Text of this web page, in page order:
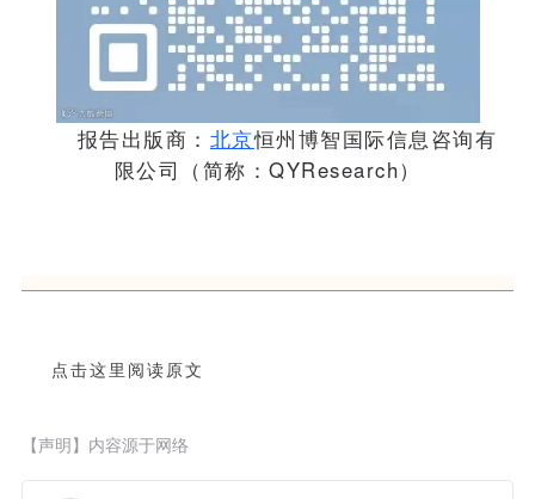
报告出版商： 北京恒州博智国际信息咨询有
限公司（简称： QYResearch）
点击这里阅读原文
【声明】内容源于网络